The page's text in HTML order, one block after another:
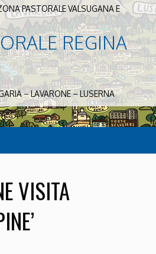
PASTORALE VALSUGANA E
REGINA
– LAVARONE – LUSERNA
VISITA